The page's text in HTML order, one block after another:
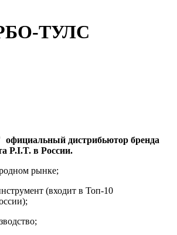
ТУЛС
дистрибьютор бренда
P.I.T. в России.
рынке;
(входит в Топ-10